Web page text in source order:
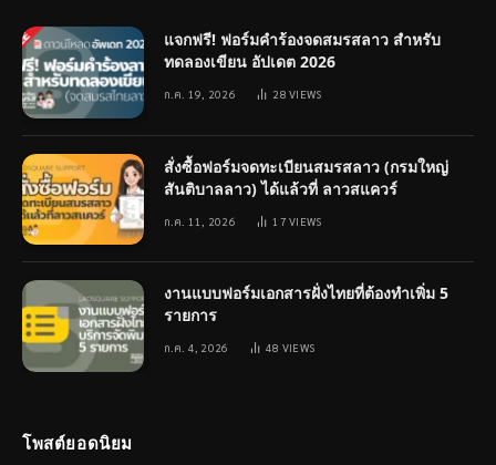
แจกฟรี! ฟอร์มคำร้องจดสมรสลาว สำหรับ
ทดลองเขียน อัปเดต 2026
ก.ค. 19, 2026 28VIEWS
สั่งซื้อฟอร์มจดทะเบียนสมรสลาว (กรมใหญ่
สันติบาลลาว) ได้แล้วที่ ลาวสแควร์
ก.ค. 11, 2026 17VIEWS
งานแบบฟอร์มเอกสารฝั่งไทยที่ต้องทำเพิ่ม 5
รายการ
ก.ค. 4, 2026 48 VIEWS
โพสต์ยอดนิยม